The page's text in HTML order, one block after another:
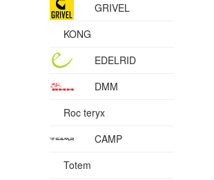
GRIVEL
KONG
EDELRID
DMM
Roc teryx
CAMP
Totem